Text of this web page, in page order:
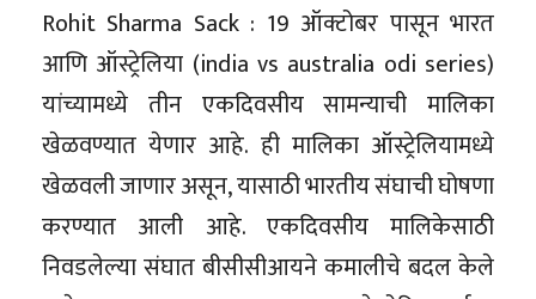
Rohit Sharma Sack : 19 ऑक्टोबर पासून भारत
आणि ऑस्ट्रेलिया (india vs australia odi series)
यांच्यामध्ये तीन एकदिवसीय सामन्याची मालिका
खेळवण्यात येणार आहे. ही मालिका ऑस्ट्रेलियामध्ये
खेळवली जाणार असून, यासाठी भारतीय संघाची घोषणा
करण्यात आली आहे. एकदिवसीय मालिकेसाठी
निवडलेल्या संघात बीसीसीआयने कमालीचे बदल केले